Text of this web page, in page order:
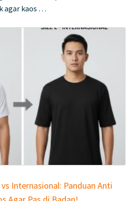
agar kaos …
Internasional: Panduan Anti